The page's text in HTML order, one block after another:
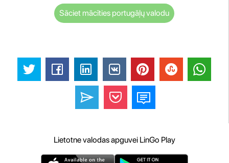
Sāciet mācīties portugāļų valodu
Lietotne valodas apguvei LinGo Play